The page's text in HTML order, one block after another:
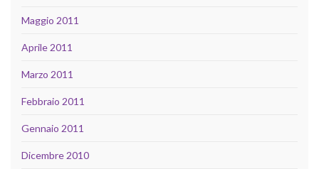
Maggio 2011
Aprile 2011
Marzo 2011
Febbraio 2011
Gennaio 2011
Dicembre 2010